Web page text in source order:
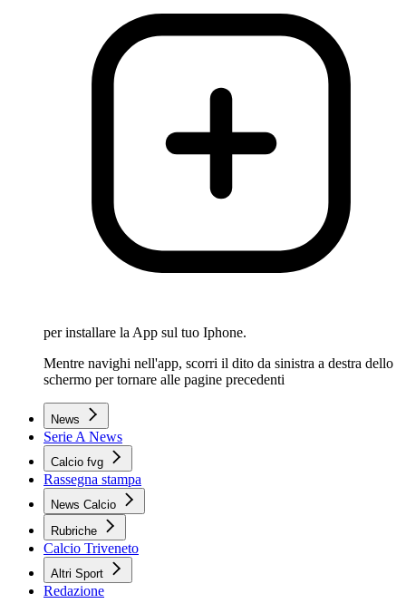
per installare la App sul tuo Iphone.
Mentre navighi nell'app, scorri il dito da sinistra a destra dello
schermo per tornare alle pagine precedenti
News
Serie A News
Calcio fvg
Rassegna stampa
News Calcio
Rubriche
Calcio Triveneto
Altri Sport
Redazione